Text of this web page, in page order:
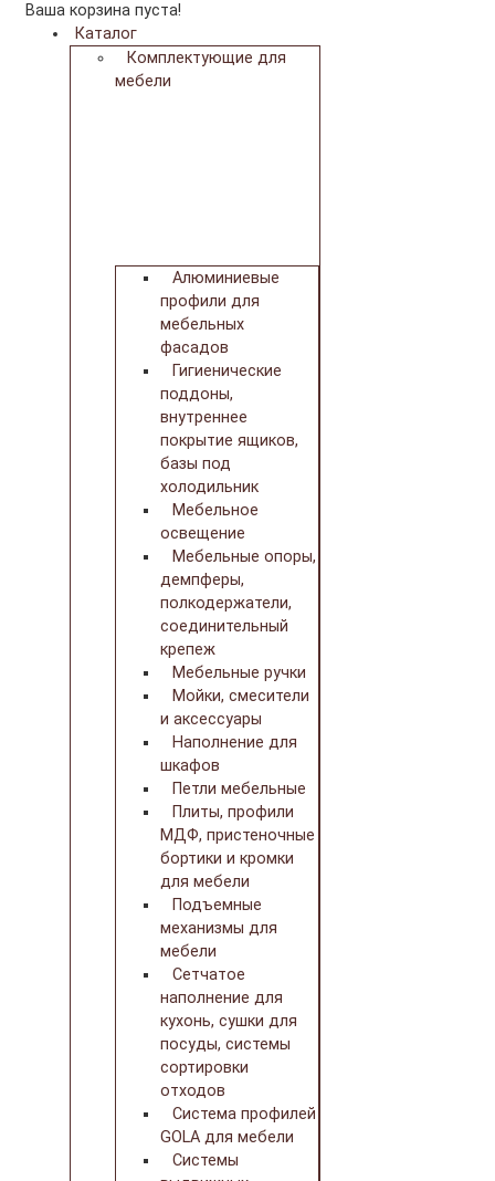
Ваша корзина пуста!
Каталог
Комплектующие для
мебели
Алюминиевые
профили для
мебельных
фасадов
Гигиенические
поддоны,
внутреннее
покрытие ящиков,
базы под
холодильник
Мебельное
освещение
Мебельные опоры,
демпферы,
полкодержатели,
соединительный
крепеж
Мебельные ручки
Мойки, смесители
и аксессуары
Наполнение для
шкафов
Петли мебельные
Плиты, профили
МДФ, пристеночные
бортики и кромки
для мебели
Подъемные
механизмы для
мебели
Сетчатое
наполнение для
кухонь, сушки для
посуды, системы
сортировки
отходов
Система профилей
GOLA для мебели
Системы